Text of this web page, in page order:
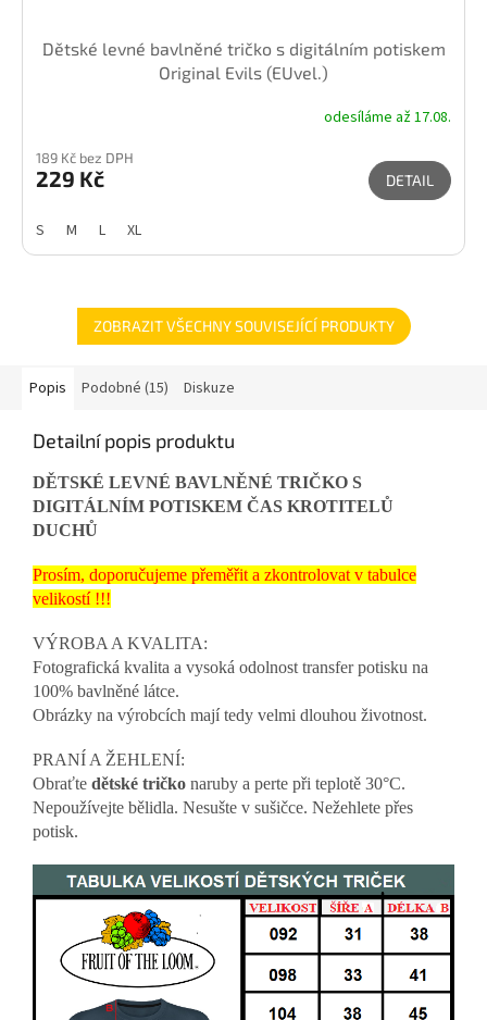
Dětské levné bavlněné tričko s digitálním potiskem
Original Evils (EUvel.)
odesíláme až 17.08.
189 Kč bez DPH
229 Kč DETAIL
S M L XL
ZOBRAZIT VŠECHNY SOUVISEJÍCÍ PRODUKTY
Popis Podobné (15) Diskuze
Detailní popis produktu
DĚTSKÉ LEVNÉ BAVLNĚNÉ TRIČKO S
DIGITÁLNÍM POTISKEM ČAS KROTITELŮ
DUCHŮ
Prosím, doporučujeme přeměřit a zkontrolovat v tabulce
velikostí !!!
VÝROBA A KVALITA:
Fotografická kvalita a vysoká odolnost transfer potisku na
100% bavlněné látce.
Obrázky na výrobcích mají tedy velmi dlouhou životnost.
PRANÍ A ŽEHLENÍ:
Obraťte dětské tričko naruby a perte při teplotě 30°C.
Nepoužívejte bělidla. Nesušte v sušičce. Nežehlete přes
potisk.